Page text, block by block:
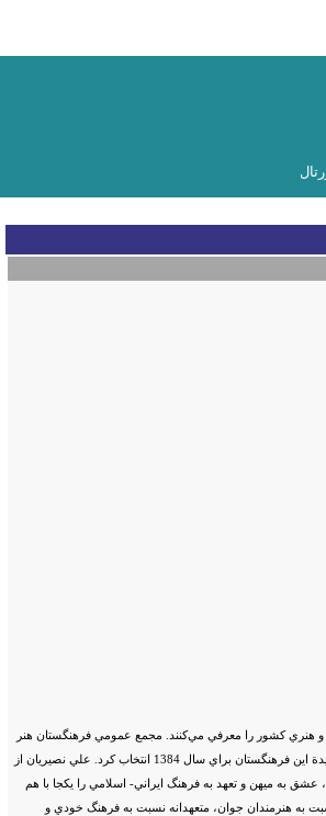
كشور را معرفي مي‌كنند. مجمع عمومي فرهنگستان هنر
در نشست مورخ 17/1/1384 كه به رياست مهندس ميرحسين موسوي برگزار گرديد، با آراي اعضاي پيوسته، جناب آقاي علي نصيريان را به‌عنوان چهرة برگزيدة اين فرهنگستان براي سال 1384 انتخاب كرد. علي نصيريان از
به ميهن و تعهد به فرهنگ ايراني- اسلامي را يكجا با هم
به هنرمندان جوان، متعهدانه نسبت به فرهنگ خودي و